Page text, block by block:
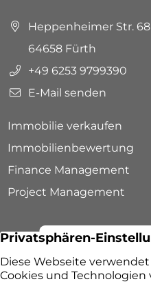
Heppenheimer Str. 68
64658 Fürth
+49 6253 9799390
E-Mail senden
Immobilie verkaufen
Immobilienbewertung
Finance Management
Project Management